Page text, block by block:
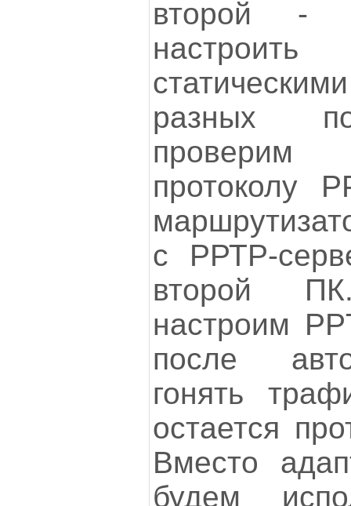
второй -
разных
протоколу
с РРТР-
второй
настроим
после
гонять
остается
Вместо
будем